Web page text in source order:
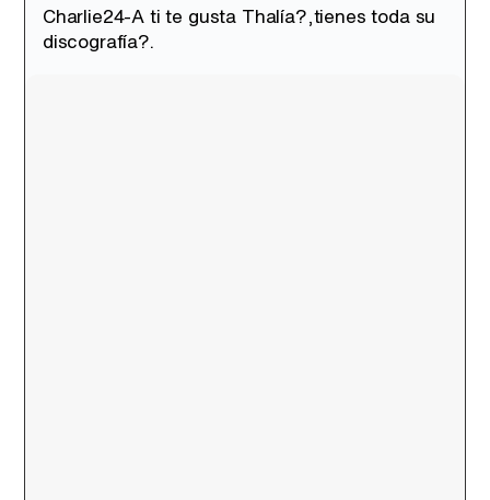
Charlie24-A ti te gusta Thalía?,tienes toda su
discografía?.